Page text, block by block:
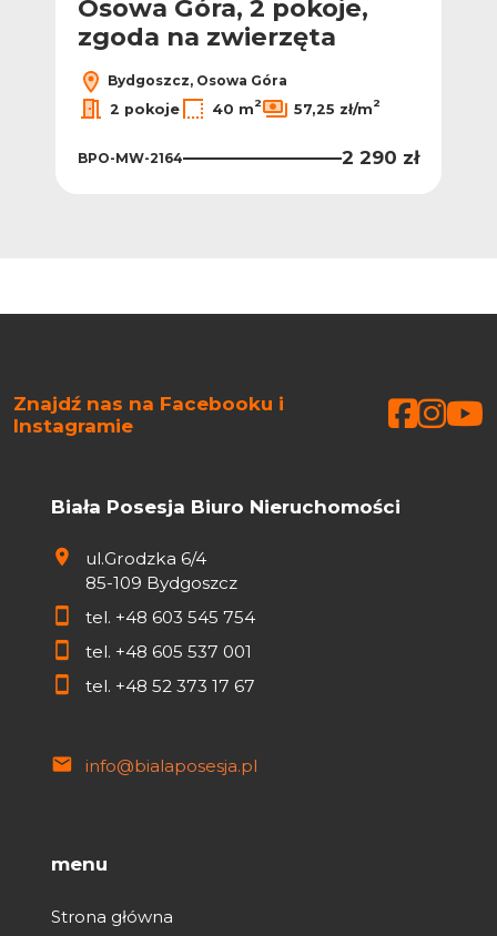
Osowa Góra, 2 pokoje,
zgoda na zwierzęta
Bydgoszcz, Osowa Góra
2 pokoje
40 m2 57,25 zł/m2
BPO-MW-2164 2 290 zł
Znajdź nas na Facebooku i
Instagramie
Biała Posesja Biuro Nieruchomości
ul.Grodzka 6/4
85-109 Bydgoszcz
tel. +48 603 545 754
tel. +48 605 537 001
tel. +48 52 373 17 67
info@bialaposesja.pl
menu
Strona główna